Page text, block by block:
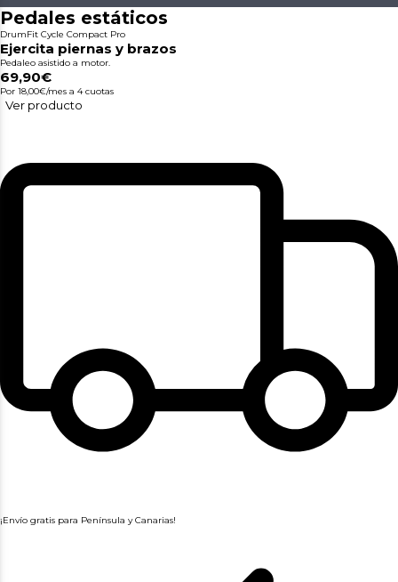
Pedales estáticos
DrumFit Cycle Compact Pro
Ejercita piernas y brazos
Pedaleo asistido a motor.
69,90€
Por 18,00€/mes a 4 cuotas
Ver producto
¡Envío gratis para Península y Canarias!